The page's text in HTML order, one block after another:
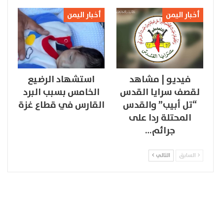
أخبار اليمن
فيديو | مشاهد
لقصف سرايا القدس
“تل أبيب” والقدس
المحتلة ردا على
جرائم…
أخبار اليمن
استشهاد الرضيع
الخامس بسبب البرد
القارس في قطاع غزة
السابق التالي